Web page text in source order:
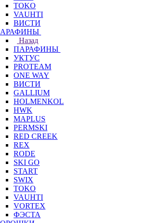
TOKO
VAUHTI
ВИСТИ
Назад
ПАРАФИНЫ
УКТУС
PROTEAM
ONE WAY
ВИСТИ
GALLIUM
HOLMENKOL
HWK
MAPLUS
PERMSKI
RED CREEK
REX
RODE
SKI GO
START
SWIX
TOKO
VAUHTI
VORTEX
ФЭСТА